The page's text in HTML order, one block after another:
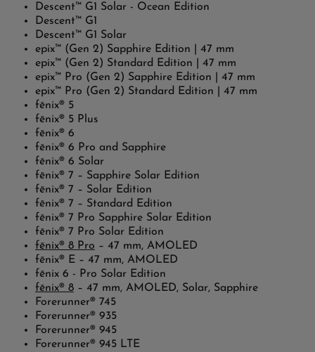
Descent™ G1 Solar - Ocean Edition
Descent™ G1
Descent™ G1 Solar
epix™ (Gen 2) Sapphire Edition | 47 mm
epix™ (Gen 2) Standard Edition | 47 mm
epix™ Pro (Gen 2) Sapphire Edition | 47 mm
epix™ Pro (Gen 2) Standard Edition | 47 mm
fēnix® 5
fēnix® 5 Plus
fēnix® 6
fēnix® 6 Pro and Sapphire
fēnix® 6 Solar
fēnix® 7 – Sapphire Solar Edition
fēnix® 7 – Solar Edition
fēnix® 7 – Standard Edition
fēnix® 7 Pro Sapphire Solar Edition
fēnix® 7 Pro Solar Edition
fēnix® 8 Pro – 47 mm, AMOLED
fēnix® E – 47 mm, AMOLED
fēnix 6 - Pro Solar Edition
fēnix® 8 – 47 mm, AMOLED, Solar, Sapphire
Forerunner® 745
Forerunner® 935
Forerunner® 945
Forerunner® 945 LTE